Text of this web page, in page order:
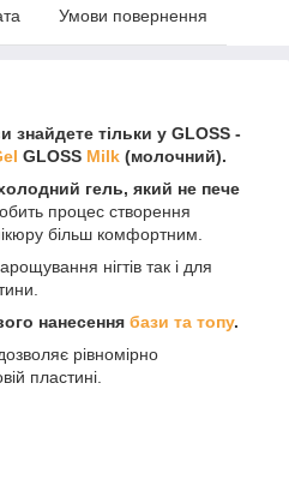
Умови повернення
знайдете тільки у GLOSS -
GLOSS Milk (молочний).
гель, який не пече
процес створення
більш комфортним.
нігтів так і для
нанесення бази та топу.
рівномірно
пластині.